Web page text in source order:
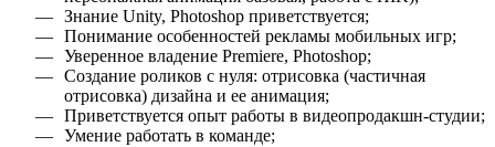
Знание Unity, Photoshop приветствуется;
Понимание особенностей рекламы мобильных игр;
Уверенное владение Premiere, Photoshop;
Создание роликов с нуля: отрисовка (частичная
отрисовка) дизайна и ее анимация;
Приветствуется опыт работы в видеопродакшн-студии;
Умение работать в команде;